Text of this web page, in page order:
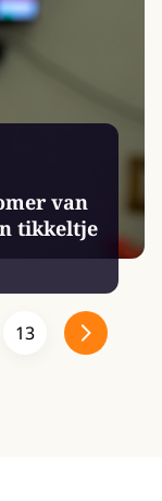
van
tikkeltje
13